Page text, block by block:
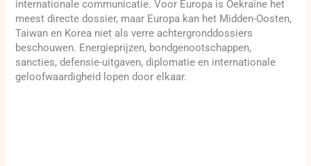
internationale communicatie. Voor Europa is Oekraïne het
meest directe dossier, maar Europa kan het Midden-Oosten,
Taiwan en Korea niet als verre achtergronddossiers
beschouwen. Energieprijzen, bondgenootschappen,
sancties, defensie-uitgaven, diplomatie en internationale
geloofwaardigheid lopen door elkaar.